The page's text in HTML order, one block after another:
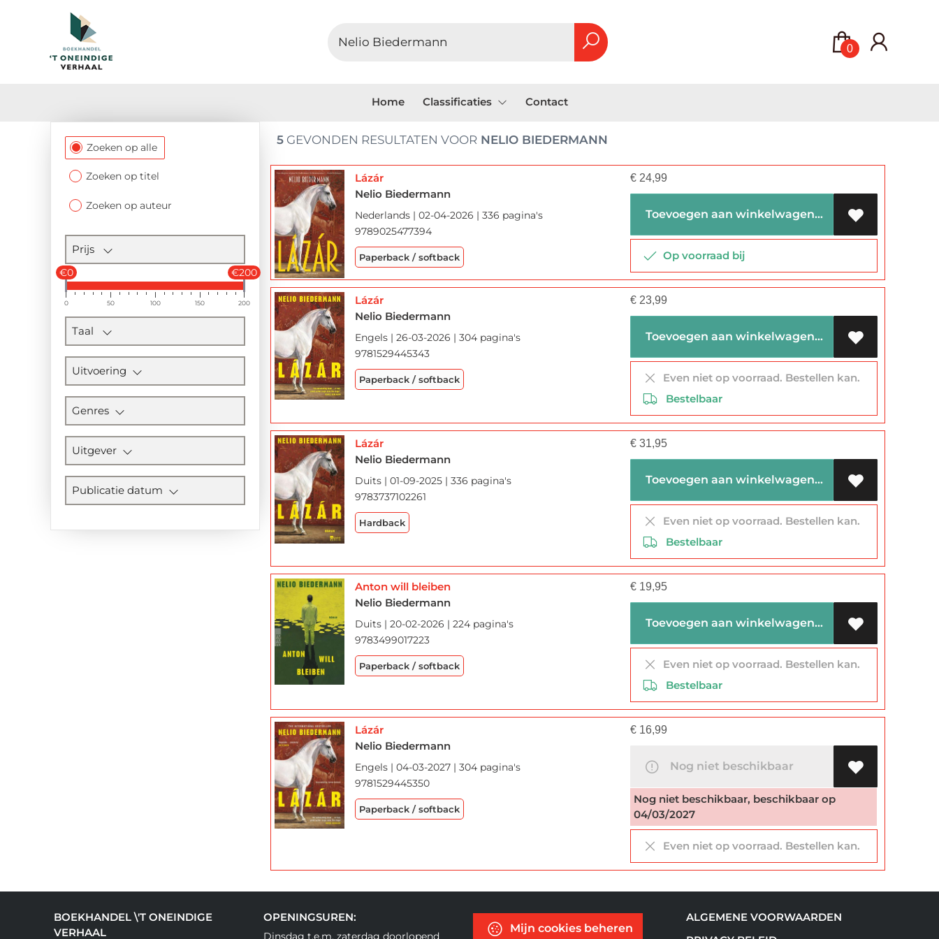
0
Home Classificaties Contact
Filtersectie
Zoeken op alle
Zoeken op titel
Zoeken op auteur
Prijs
€0 €200
0 50 100 150 200
Taal
Uitvoering
Genres
Uitgever
Publicatie datum
5 GEVONDEN RESULTATEN VOOR NELIO BIEDERMANN
Lázár
Nelio Biedermann
Nederlands | 02-04-2026 | 336 pagina's
9789025477394
Paperback / softback
€ 24,99
Toevoegen aan winkelwagen
Op voorraad bij
Lázár
Nelio Biedermann
Engels | 26-03-2026 | 304 pagina's
9781529445343
Paperback / softback
€ 23,99
Toevoegen aan winkelwagen
Even niet op voorraad. Bestellen kan.
Bestelbaar
Lázár
Nelio Biedermann
Duits | 01-09-2025 | 336 pagina's
9783737102261
Hardback
€ 31,95
Toevoegen aan winkelwagen
Even niet op voorraad. Bestellen kan.
Bestelbaar
Anton will bleiben
Nelio Biedermann
Duits | 20-02-2026 | 224 pagina's
9783499017223
Paperback / softback
€ 19,95
Toevoegen aan winkelwagen
Even niet op voorraad. Bestellen kan.
Bestelbaar
Lázár
Nelio Biedermann
Engels | 04-03-2027 | 304 pagina's
9781529445350
Paperback / softback
€ 16,99
Nog niet beschikbaar
Nog niet beschikbaar, beschikbaar op
04/03/2027
Even niet op voorraad. Bestellen kan.
BOEKHANDEL \'T ONEINDIGE
VERHAAL
OPENINGSUREN:
Dinsdag t.e.m. zaterdag doorlopend
Mijn cookies beheren
ALGEMENE VOORWAARDEN